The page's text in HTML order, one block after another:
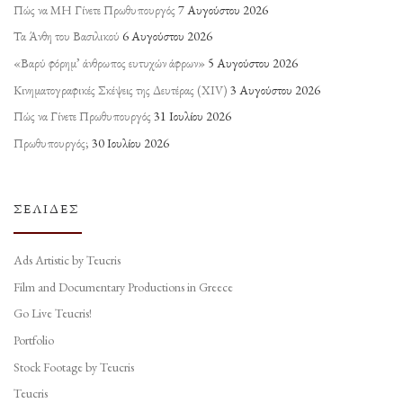
Πώς να ΜΗ Γίνετε Πρωθυπουργός 7 Αυγούστου 2026
Τα Άνθη του Βασιλικού 6 Αυγούστου 2026
«Βαρύ φόρημ’ άνθρωπος ευτυχών άφρων» 5 Αυγούστου 2026
Κινηματογραφικές Σκέψεις της Δευτέρας (ΧΙV) 3 Αυγούστου 2026
Πώς να Γίνετε Πρωθυπουργός 31 Ιουλίου 2026
Πρωθυπουργός; 30 Ιουλίου 2026
ΣΕΛΊΔΕΣ
Ads Artistic by Teucris
Film and Documentary Productions in Greece
Go Live Teucris!
Portfolio
Stock Footage by Teucris
Teucris